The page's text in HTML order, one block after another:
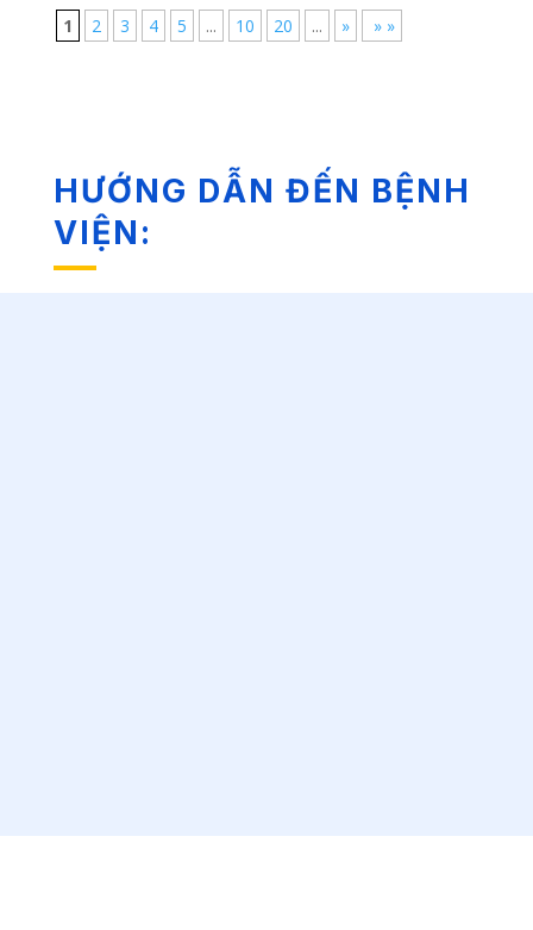
1 2 3 4 5 ... 10 20 ... » » »
HƯỚNG DẪN ĐẾN BỆNH
VIỆN: